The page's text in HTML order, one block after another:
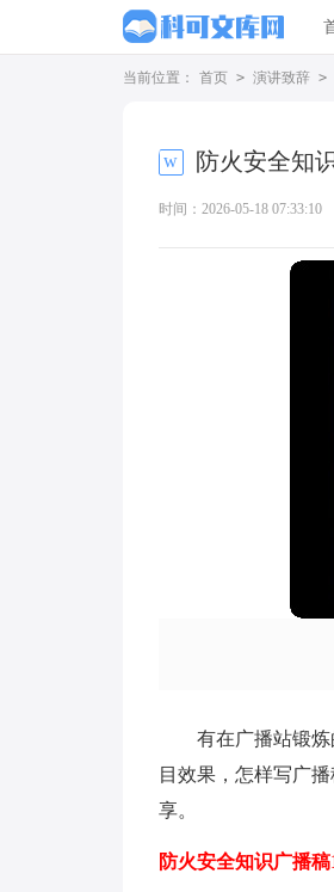
当前位置： 首页 > 演讲致辞 >
防火安全知
时间：2026-05-18 07:33:10
有在广播站锻
目效果，怎样写广
享。
防火安全知识广播稿